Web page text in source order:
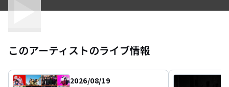
このアーティストのライブ情報
2026/08/19